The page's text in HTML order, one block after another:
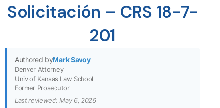
Solicitación – CRS 18-7-
201
Authored byMark Savoy
Denver Attorney
Univ of Kansas Law School
Former Prosecutor
Last reviewed: May 6, 2026